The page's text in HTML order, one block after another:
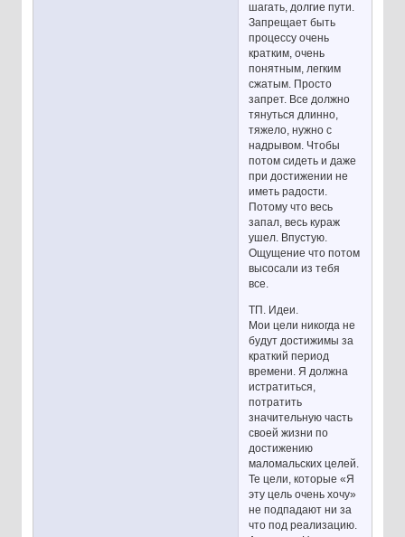
шагать, долгие пути.
Запрещает быть
процессу очень
кратким, очень
понятным, легким
сжатым. Просто
запрет. Все должно
тянуться длинно,
тяжело, нужно с
надрывом. Чтобы
потом сидеть и даже
при достижении не
иметь радости.
Потому что весь
запал, весь кураж
ушел. Впустую.
Ощущение что потом
высосали из тебя
все.
ТП. Идеи.
Мои цели никогда не
будут достижимы за
краткий период
времени. Я должна
истратиться,
потратить
значительную часть
своей жизни по
достижению
маломальских целей.
Те цели, которые «Я
эту цель очень хочу»
не подпадают ни за
что под реализацию.